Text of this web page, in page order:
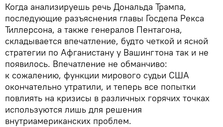
Когда анализируешь речь Дональда Трампа,
последующие разъяснения главы Госдепа Рекса
Тиллерсона, а также генералов Пентагона,
складывается впечатление, будто четкой и ясной
стратегии по Афганистану у Вашингтона так и не
появилось. Впечатление не обманчиво:
к сожалению, функции мирового судьи США
окончательно утратили, и теперь все попытки
повлиять на кризисы в различных горячих точках
используются лишь для решения
внутриамериканских проблем.